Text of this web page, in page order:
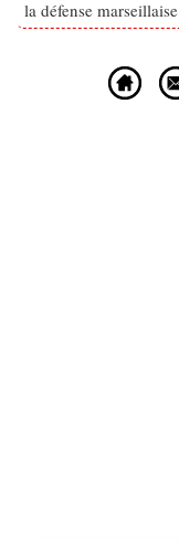
la défense marseillaise